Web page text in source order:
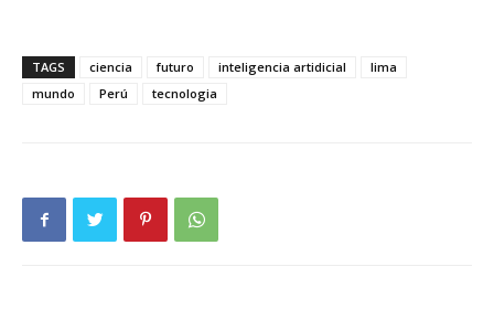
TAGS ciencia futuro inteligencia artidicial
lima
mundo
Perú tecnologia